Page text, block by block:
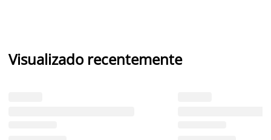
Visualizado recentemente